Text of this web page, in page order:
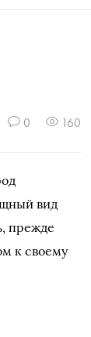
0 160
вид
прежде
к своему